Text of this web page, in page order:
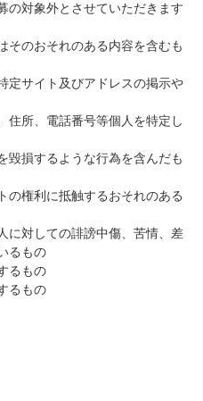
の対象外とさせていただきます
そのおそれのある内容を含むも
定サイト及びアドレスの掲示や
住所、電話番号等個人を特定し
毀損するような行為を含んだも
の権利に抵触するおそれのある
に対しての誹謗中傷、苦情、差
るもの
るもの
るもの